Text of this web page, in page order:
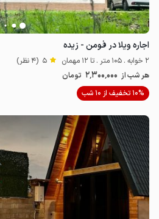
اجاره ویلا در فومن - زیده
2 خوابه . 105 متر . تا 12 مهمان 5 (4 نظر)
هر شب از 2٬300٬000 تومان
10% تخفیف از 10 شب